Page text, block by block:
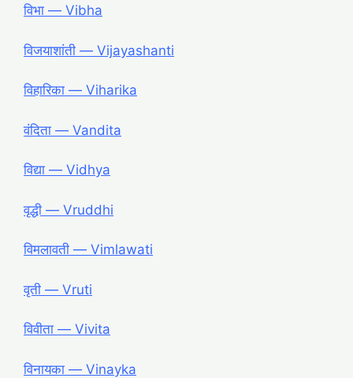
विभा ― Vibha
विजयाशांती ― Vijayashanti
विहारिका ― Viharika
वंदिता ― Vandita
विद्या ― Vidhya
वृद्धी ― Vruddhi
विमलावती ― Vimlawati
वृती ― Vruti
विवीता ― Vivita
विनायका ― Vinayka